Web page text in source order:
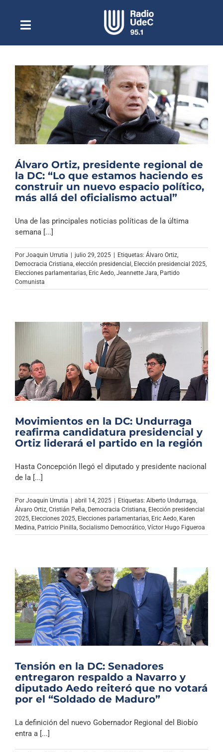
contenidoToggle
NavigationEscuchar Radio UdeC en vivo
Quiénes Somos
Programación
Podcast
Noticias
Columnas
Música Clásica
Álvaro Ortiz, presidente regional de
la DC: “Lo que estamos haciendo es
construir un nuevo espacio político,
más allá del oficialismo actual”
Una de las principales noticias políticas de la última
semana [...]
Por Joaquin Urrutia | julio 29, 2025 | Etiquetas: Álvaro Ortiz
Democracia Cristiana elección presidencial Elección presidencial 2025
Elecciones parlamentarias Eric Aedo Jeannette Jara Partido
Comunista
Movimientos en la DC: Undurraga
reafirma candidatura presidencial y
Ortiz liderará el partido en la región
Hasta Concepción llegó el diputado y presidente nacional
de la [...]
Por Joaquin Urrutia | abril 14, 2025 | Etiquetas: Alberto Undurraga
Álvaro Ortiz Cristián Peña Democracia Cristiana Elección presidencial
2025 Elecciones 2025 Elecciones parlamentarias Eric Aedo Karen
Medina Patricio Pinilla Socialismo Democrático Víctor Hugo Figueroa
Tensión en la DC: Senadores
entregaron respaldo a Navarro y
diputado Aedo reiteró que no votará
por el “Soldado de Maduro”
La definición del nuevo Gobernador Regional del Biobío
entra a [...]